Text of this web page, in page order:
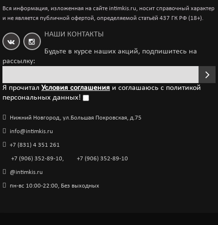
Стринги SoftLine Collection открытые красные-S/M
1 000р.
Стринги SoftLine Collection открытые красные-M/L
1 000р.
Стринги медсестры открытые бело-красные-S/M
Вся информация, изложенная на сайте intimkis.ru, носит справочный характер
и не является публичной офертой, определяемой статьёй 437 ГК РФ (18+).
НАШИ КОНТАКТЫ
Будьте в курсе наших акций, подпишитесь на
рассылку:
Я прочитал Условия соглашения и соглашаюсь с политикой
персональных данных!
Нижний Новгород, ул.Большая Покровская, д.75
info@intimkis.ru
+7 (831) 4 351 261
+7 (906) 352-89-10, +7 (906) 352-89-10
@intimkis.ru
пн-вс 10:00-22:00, Без выходных